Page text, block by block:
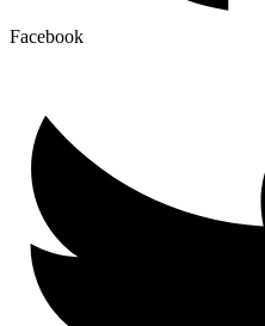
Facebook